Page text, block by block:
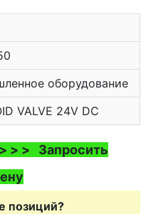
оборудование
VALVE 24V DC
> > > Запросить
позиций?